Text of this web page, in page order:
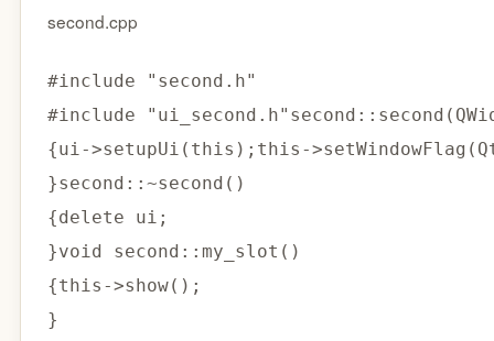
second.cpp
#include
"second.h"
#include "ui_second.h" second :: second (
{ui->setupUi ( this ) ; this ->setWindowFlag (
}second :: ~second ( )
{delete ui ;
}void second :: my_slot ( )
{this ->show( ) ;
}